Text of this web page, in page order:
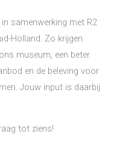
samenwerking met R2
Holland. Zo krijgen
museum, een beter
en de beleving voor
Jouw input is daarbij
tot ziens!